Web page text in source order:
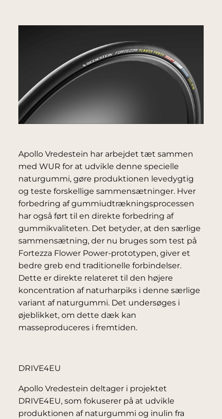
Apollo Vredestein har arbejdet tæt sammen
med WUR for at udvikle denne specielle
naturgummi, gøre produktionen levedygtig
og teste forskellige sammensætninger. Hver
forbedring af gummiudtrækningsprocessen
har også ført til en direkte forbedring af
gummikvaliteten. Det betyder, at den særlige
sammensætning, der nu bruges som test på
Fortezza Flower Power-prototypen, giver et
bedre greb end traditionelle forbindelser.
Dette er direkte relateret til den højere
koncentration af naturharpiks i denne særlige
variant af naturgummi. Det undersøges i
øjeblikket, om dette dæk kan
masseproduceres i fremtiden.
DRIVE4EU
Apollo Vredestein deltager i projektet
DRIVE4EU, som fokuserer på at udvikle
produktionen af naturgummi og inulin fra